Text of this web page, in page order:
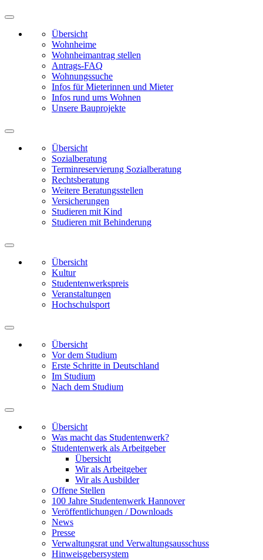
Übersicht
Wohnheime
Wohnheimantrag stellen
Antrags-FAQ
Wohnungssuche
Infos für Mieterinnen und Mieter
Infos rund ums Wohnen
Unsere Bauprojekte
Übersicht
Sozialberatung
Terminreservierung Sozialberatung
Rechtsberatung
Weitere Beratungsstellen
Versicherungen
Studieren mit Kind
Studieren mit Behinderung
Übersicht
Kultur
Studentenwerkspreis
Veranstaltungen
Hochschulsport
Übersicht
Vor dem Studium
Erste Schritte in Deutschland
Im Studium
Nach dem Studium
Übersicht
Was macht das Studentenwerk?
Studentenwerk als Arbeitgeber
Übersicht
Wir als Arbeitgeber
Wir als Ausbilder
Offene Stellen
100 Jahre Studentenwerk Hannover
Veröffentlichungen / Downloads
News
Presse
Verwaltungsrat und Verwaltungsausschuss
Hinweisgebersystem